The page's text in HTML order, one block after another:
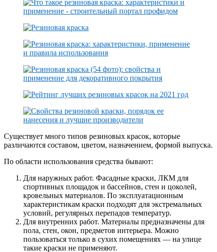
Существует много типов резиновых красок, которые
различаются составом, цветом, назначением, формой выпуска.
По области использования средства бывают:
Для наружных работ. Фасадные краски, ЛКМ для
спортивных площадок и бассейнов, стен и цоколей,
кровельных материалов. По эксплуатационным
характеристикам краски подходят для экстремальных
условий, регулярных перепадов температур.
Для внутренних работ. Материалы предназначены для
пола, стен, окон, предметов интерьера. Можно
пользоваться только в сухих помещениях — на улице
такие краски не применяют.